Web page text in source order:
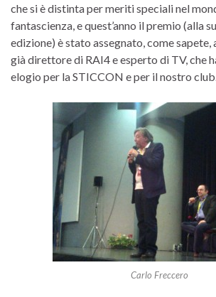
che si è distinta per meriti speciali nel
fantascienza, e quest’anno il premio (alla
edizione) è stato assegnato, come sapete,
già direttore di RAI4 e esperto di TV, che
elogio per la STICCON e per il nostro club.
Carlo Freccero